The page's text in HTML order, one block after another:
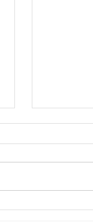
6월 공지
일 행정교사에게